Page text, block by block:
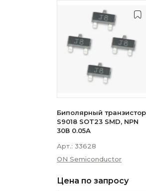
Биполярный транзистор
S9018 SOT23 SMD, NPN
30В 0.05А
Арт.: 33628
ON Semiconductor
Цена по запросу